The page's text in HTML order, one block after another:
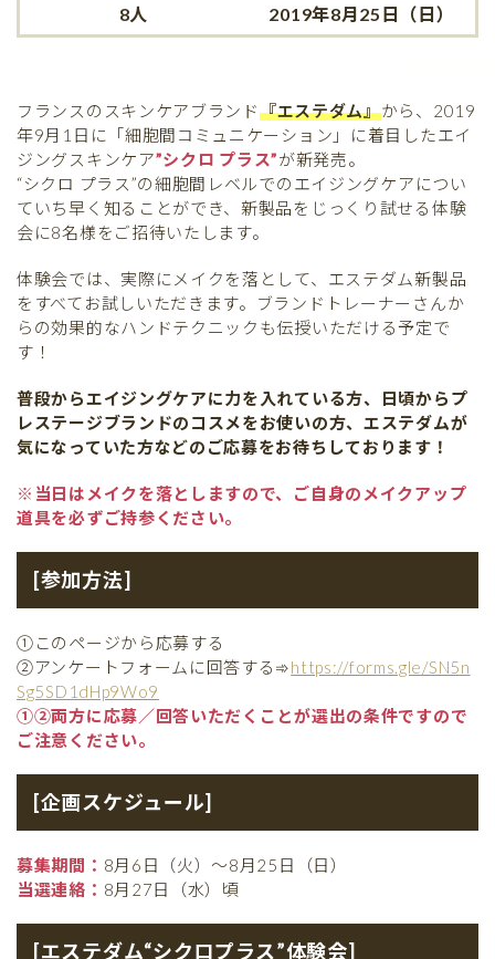
8人 2019年8月25日（日）
フランスのスキンケアブランド『エステダム』から、2019
年9月1日に「細胞間コミュニケーション」に着目したエイ
ジングスキンケア”シクロ プラス”が新発売。
“シクロ プラス”の細胞間レベルでのエイジングケアについ
ていち早く知ることができ、新製品をじっくり試せる体験
会に8名様をご招待いたします。
体験会では、実際にメイクを落として、エステダム新製品
をすべてお試しいただきます。ブランドトレーナーさんか
らの効果的なハンドテクニックも伝授いただける予定で
す！
普段からエイジングケアに力を入れている方、日頃からプ
レステージブランドのコスメをお使いの方、エステダムが
気になっていた方などのご応募をお待ちしております！
※当日はメイクを落としますので、ご自身のメイクアップ
道具を必ずご持参ください。
[参加方法]
①このページから応募する
②アンケートフォームに回答する➾https://forms.gle/SN5n
Sg5SD1dHp9Wo9
①②両方に応募／回答いただくことが選出の条件ですので
ご注意ください。
[企画スケジュール]
募集期間： 8月6日（火）～8月25日（日）
当選連絡： 8月27日（水）頃
[エステダム“シクロプラス”体験会]